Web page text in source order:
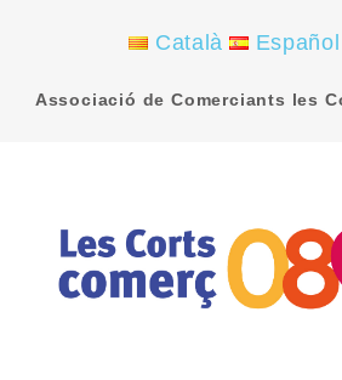
Català Español
Associació de Comerciants les